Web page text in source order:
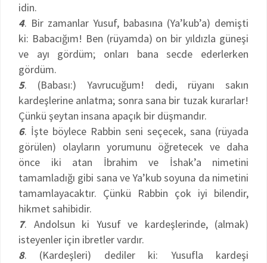
idin.
4. Bir zamanlar Yusuf, babasına (Ya’kub’a) demişti
ki: Babacığım! Ben (rüyamda) on bir yıldızla güneşi
ve ayı gördüm; onları bana secde ederlerken
gördüm.
5. (Babası:) Yavrucuğum! dedi, rüyanı sakın
kardeşlerine anlatma; sonra sana bir tuzak kurarlar!
Çünkü şeytan insana apaçık bir düşmandır.
6. İşte böylece Rabbin seni seçecek, sana (rüyada
görülen) olayların yorumunu öğretecek ve daha
önce iki atan İbrahim ve İshak’a nimetini
tamamladığı gibi sana ve Ya’kub soyuna da nimetini
tamamlayacaktır. Çünkü Rabbin çok iyi bilendir,
hikmet sahibidir.
7. Andolsun ki Yusuf ve kardeşlerinde, (almak)
isteyenler için ibretler vardır.
8. (Kardeşleri) dediler ki: Yusufla kardeşi